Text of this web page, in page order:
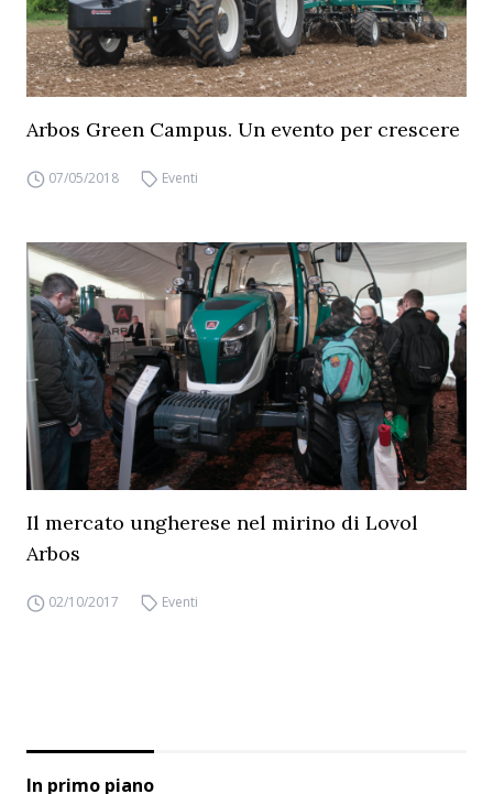
Arbos Green Campus. Un evento per crescere
07/05/2018 Eventi
Il mercato ungherese nel mirino di Lovol
Arbos
02/10/2017 Eventi
In primo piano